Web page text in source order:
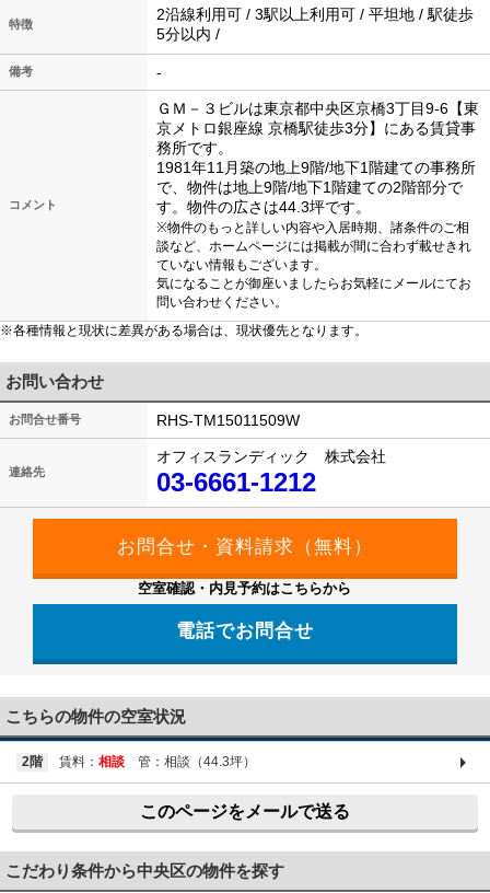
特徴
2沿線利用可 / 3駅以上利用可 / 平坦地 / 駅徒歩
5分以内 /
備考 -
コメント
ＧＭ－３ビルは東京都中央区京橋3丁目9-6【東
京メトロ銀座線 京橋駅徒歩3分】にある賃貸事
務所です。
1981年11月築の地上9階/地下1階建ての事務所
で、物件は地上9階/地下1階建ての2階部分で
す。物件の広さは44.3坪です。
※物件のもっと詳しい内容や入居時期、諸条件のご相
談など、ホームページには掲載が間に合わず載せきれ
ていない情報もございます。
気になることが御座いましたらお気軽にメールにてお
問い合わせください。
※各種情報と現状に差異がある場合は、現状優先となります。
お問い合わせ
お問合せ番号 RHS-TM15011509W
連絡先
オフィスランディック 株式会社
03-6661-1212
空室確認・内見予約はこちらから
電話でお問合せ
こちらの物件の空室状況
2階 賃料： 相談 管：相談（44.3坪）
このページをメールで送る
こだわり条件から中央区の物件を探す